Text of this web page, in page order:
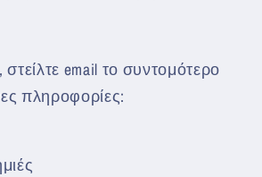
email το συντομότερο
πληροφορίες: